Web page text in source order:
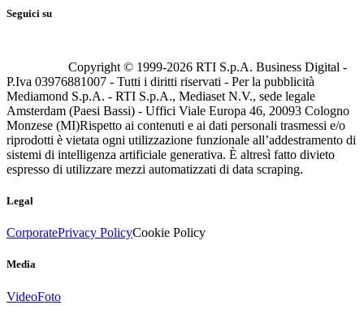
Seguici su
Copyright © 1999-2026 RTI S.p.A. Business Digital -
P.Iva 03976881007 - Tutti i diritti riservati - Per la pubblicità
Mediamond S.p.A. - RTI S.p.A., Mediaset N.V., sede legale
Amsterdam (Paesi Bassi) - Uffici Viale Europa 46, 20093 Cologno
Monzese (MI)Rispetto ai contenuti e ai dati personali trasmessi e/o
riprodotti è vietata ogni utilizzazione funzionale all’addestramento di
sistemi di intelligenza artificiale generativa. È altresì fatto divieto
espresso di utilizzare mezzi automatizzati di data scraping.
Legal
CorporatePrivacy PolicyCookie Policy
Media
VideoFoto